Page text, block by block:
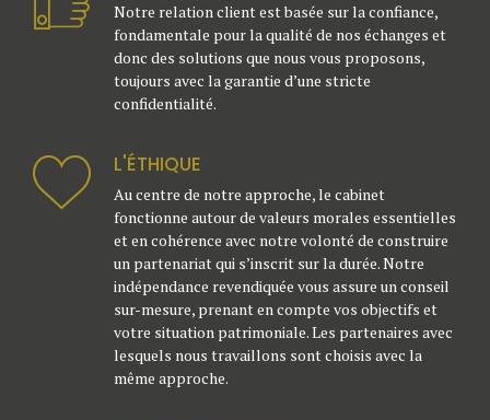
Notre relation client est basée sur la confiance,
fondamentale pour la qualité de nos échanges et
donc des solutions que nous vous proposons,
toujours avec la garantie d’une stricte
confidentialité.
L'ÉTHIQUE
Au centre de notre approche, le cabinet
fonctionne autour de valeurs morales essentielles
et en cohérence avec notre volonté de construire
un partenariat qui s’inscrit sur la durée. Notre
indépendance revendiquée vous assure un conseil
sur-mesure, prenant en compte vos objectifs et
votre situation patrimoniale. Les partenaires avec
lesquels nous travaillons sont choisis avec la
même approche.